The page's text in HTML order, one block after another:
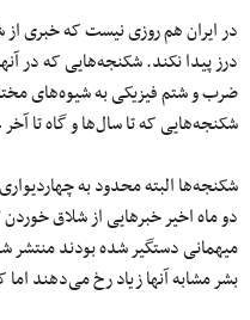
در ایران هم روزی نیست که خبری از
درز پیدا نکند. شکنجه‌هایی که در
ضرب و شتم فیزیکی به شیوه‌های
شکنجه‌هایی که تا سال‌ها و گاه تا
شکنجه‌ها البته محدود به
میهمانی دستگیر شده بودند منتشر
بشر مشابه آنها زیاد رخ می‌دهند